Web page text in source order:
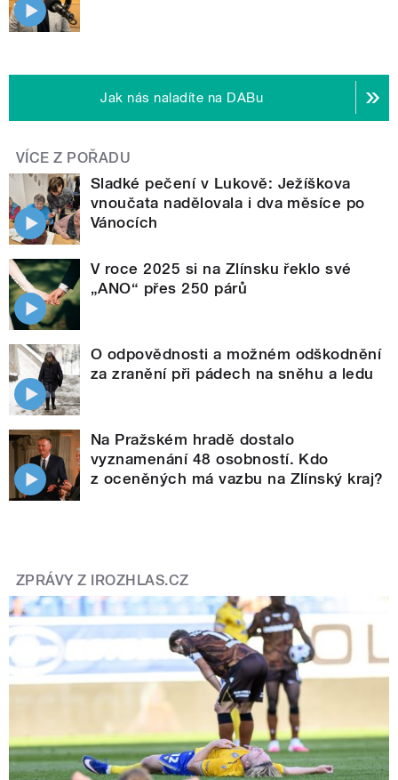
Jak nás naladíte na DABu
VÍCE Z POŘADU
Sladké pečení v Lukově: Ježíškova
vnoučata nadělovala i dva měsíce po
Vánocích
V roce 2025 si na Zlínsku řeklo své
„ANO“ přes 250 párů
O odpovědnosti a možném odškodnění
za zranění při pádech na sněhu a ledu
Na Pražském hradě dostalo
vyznamenání 48 osobností. Kdo
z oceněných má vazbu na Zlínský kraj?
ZPRÁVY Z IROZHLAS.CZ